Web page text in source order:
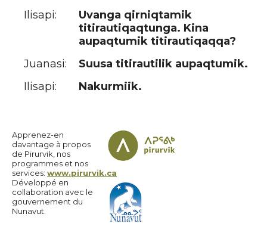
Ilisapi:
Uvanga qirniqtamik
titirautiqaqtunga. Kina
aupaqtumik titirautiqaqqa?
Juanasi:
Suusa titirautilik aupaqtumik.
Ilisapi:
Nakurmiik.
Apprenez-en
davantage à propos
de Pirurvik, nos
programmes et nos
services: www.pirurvik.ca
Développé en
collaboration avec le
gouvernement du
Nunavut.